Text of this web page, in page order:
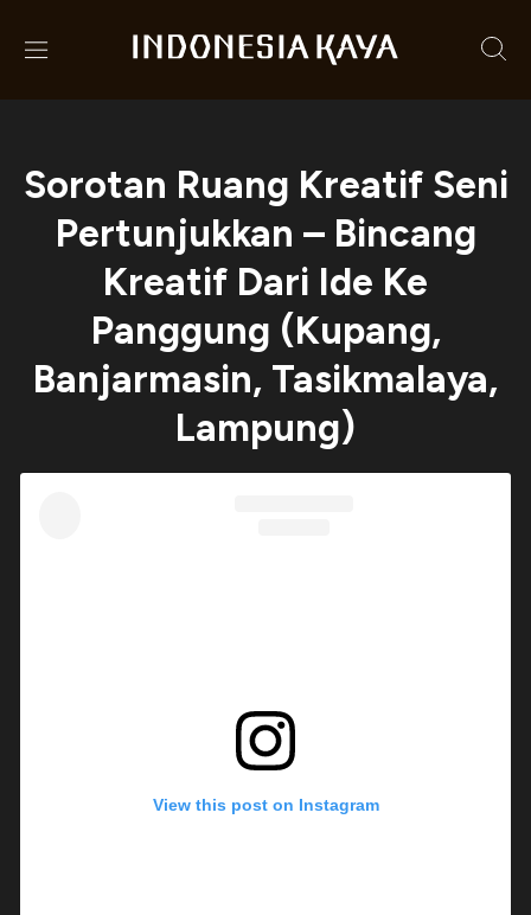
Sorotan Ruang Kreatif Seni
Pertunjukkan – Bincang
Kreatif Dari Ide Ke
Panggung (Kupang,
Banjarmasin, Tasikmalaya,
Lampung)
View this post on Instagram